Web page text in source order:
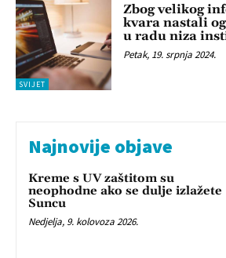
SVIJET
Zbog velikog
kvara nastali
u radu niza
Petak, 19. srpnja 2024.
Najnovije objave
Kreme s UV zaštitom su
neophodne ako se dulje izlažete
Suncu
Nedjelja, 9. kolovoza 2026.